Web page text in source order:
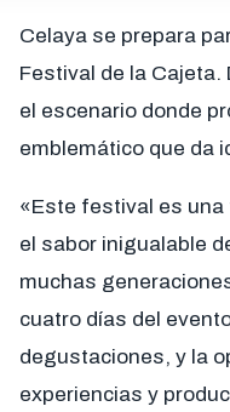
Celaya se prepara
Festival de la Cajeta.
el escenario donde
emblemático que da
«Este festival es una
el sabor inigualable
muchas
cuatro días del
degustaciones, y la
experiencias y